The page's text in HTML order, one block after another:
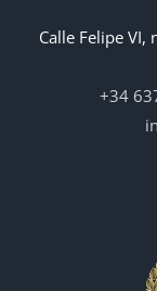
Calle Felipe VI,
+34